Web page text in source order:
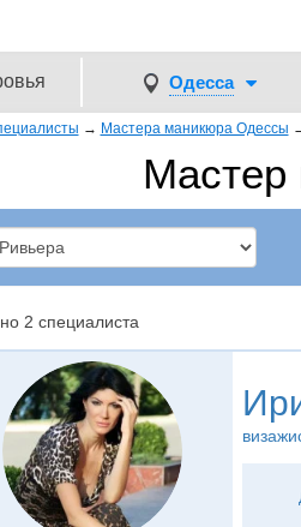
Одесса
→ Мастера маникюра Одессы
Мастер
2 специалиста